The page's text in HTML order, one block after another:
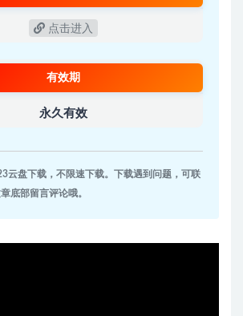
点击进入
有效期
永久有效
云盘下载，不限速下载。下载遇到问题，可联
底部留言评论哦。